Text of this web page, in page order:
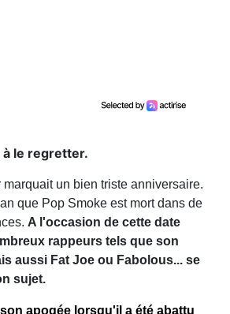
le regretter.
marquait un bien triste anniversaire.
que Pop Smoke est mort dans de
A l'occasion de cette date
rappeurs tels que son
aussi Fat Joe ou Fabolous... se
sujet.
apogée lorsqu'il a été abattu